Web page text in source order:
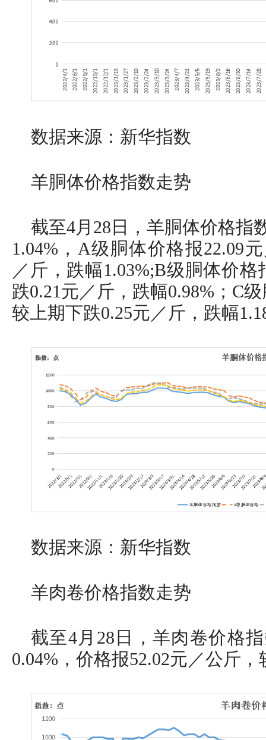
数据来源：新华指数
羊胴体价格指数走势
截至4月28日，羊胴体价格指
1.04%，A级胴体价格报22.09
／斤，跌幅1.03%;B级胴体价
跌0.21元／斤，跌幅0.98%；C
较上期下跌0.25元／斤，跌幅
数据来源：新华指数
羊肉卷价格指数走势
截至4月28日，羊肉卷价格
0.04%，价格报52.02元／公斤